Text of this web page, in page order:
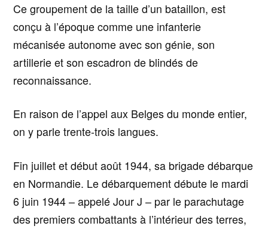
Ce groupement de la taille d’un bataillon, est
conçu à l’époque comme une infanterie
mécanisée autonome avec son génie, son
artillerie et son escadron de blindés de
reconnaissance.
En raison de l’appel aux Belges du monde entier,
on y parle trente-trois langues.
Fin juillet et début août 1944, sa brigade débarque
en Normandie. Le débarquement débute le mardi
6 juin 1944 – appelé Jour J – par le parachutage
des premiers combattants à l’intérieur des terres,